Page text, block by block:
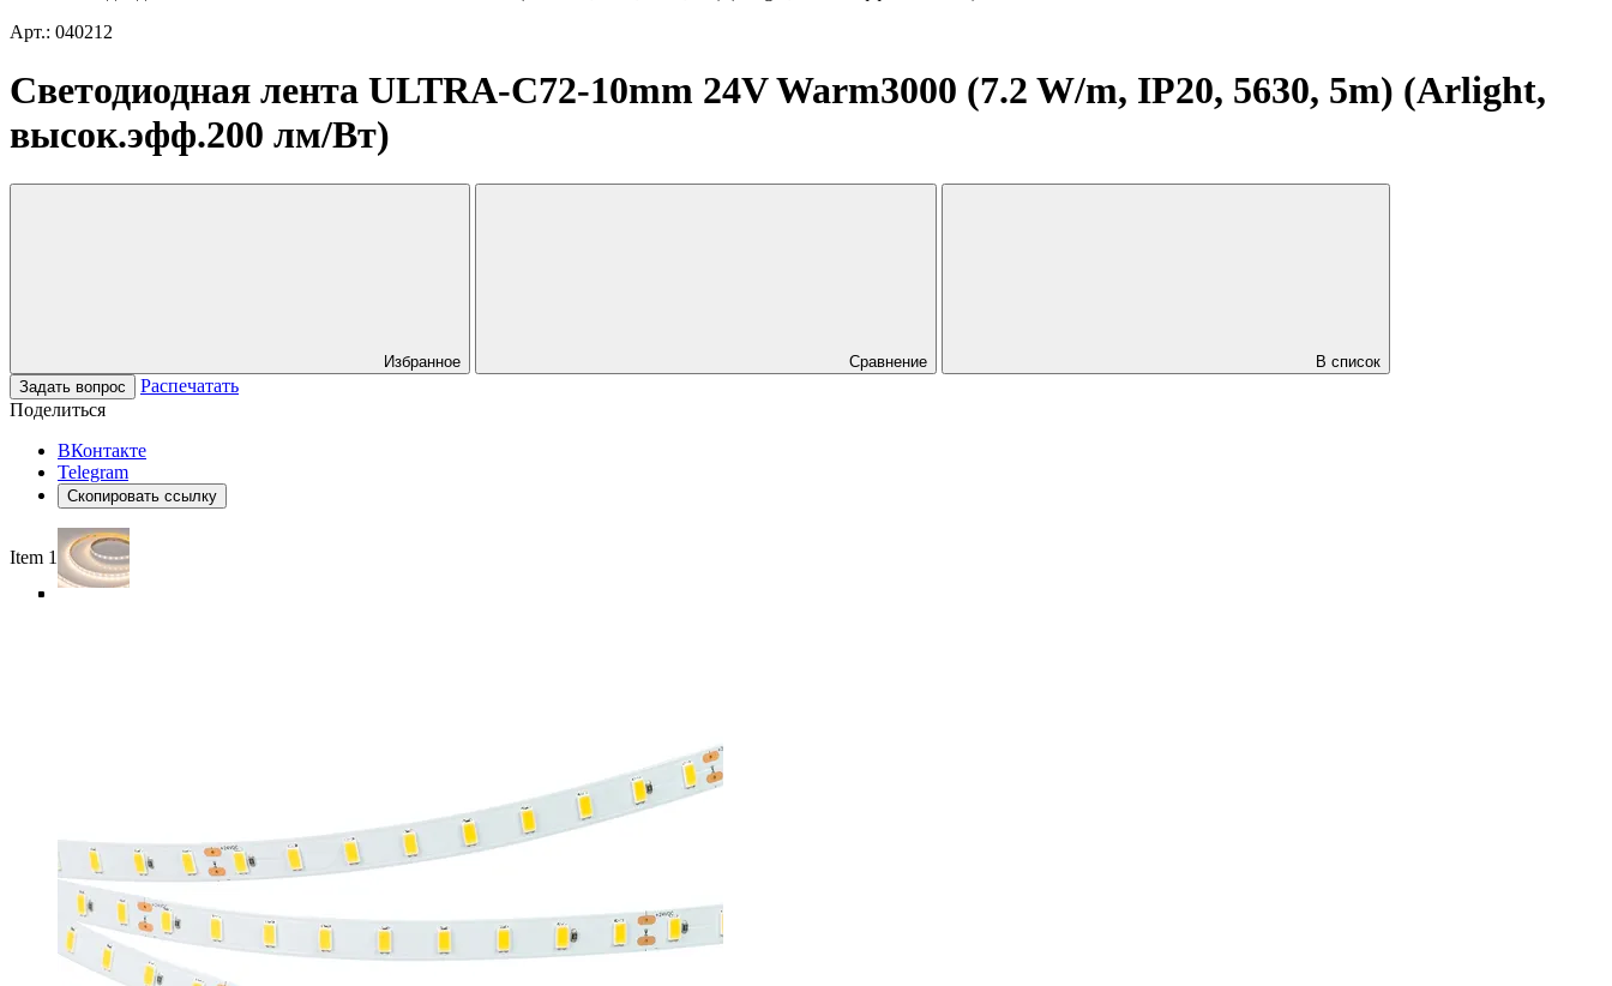
Арт.: 040212
Светодиодная лента ULTRA-C72-10mm 24V Warm3000 (7.2 W/m, IP20, 5630, 5m) (Arlight,
высок.эфф.200 лм/Вт)
Избранное Сравнение
В список
Задать вопрос
Распечатать
Поделиться
ВКонтакте
Telegram
Скопировать ссылку
Item 1 of 5